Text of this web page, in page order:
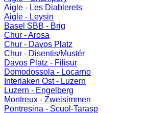
Aigle - Les Diablerets
Aigle - Leysin
Basel SBB - Brig
Chur - Arosa
Chur - Davos Platz
Chur - Disentis/Mustér
Davos Platz - Filisur
Domodossola - Locarno
Interlaken Ost - Luzern
Luzern - Engelberg
Montreux - Zweisimmen
Pontresina - Scuol-Tarasp